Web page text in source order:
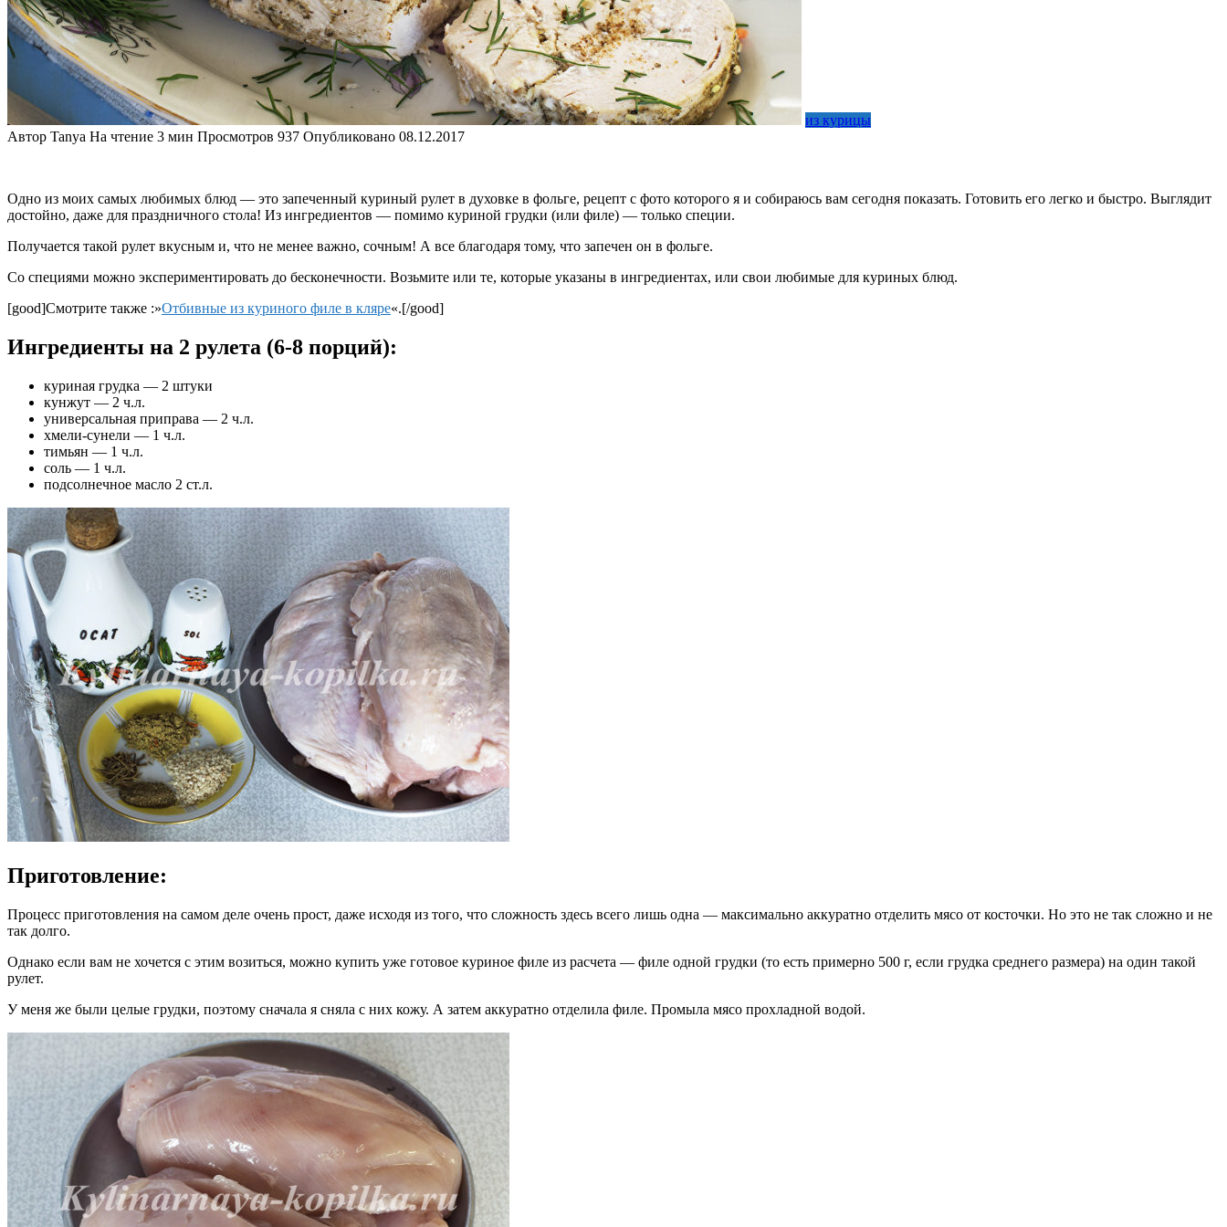
из курицы
Автор Tanya На чтение 3 мин Просмотров 937 Опубликовано 08.12.2017
Одно из моих самых любимых блюд — это запеченный куриный рулет в духовке в фольге, рецепт с фото которого я и собираюсь вам сегодня показать. Готовить его легко и быстро. Выглядит
достойно, даже для праздничного стола! Из ингредиентов — помимо куриной грудки (или филе) — только специи.
Получается такой рулет вкусным и, что не менее важно, сочным! А все благодаря тому, что запечен он в фольге.
Со специями можно экспериментировать до бесконечности. Возьмите или те, которые указаны в ингредиентах, или свои любимые для куриных блюд.
[good]Смотрите также :»Отбивные из куриного филе в кляре«.[/good]
Ингредиенты на 2 рулета (6-8 порций):
куриная грудка — 2 штуки
кунжут — 2 ч.л.
универсальная приправа — 2 ч.л.
хмели-сунели — 1 ч.л.
тимьян — 1 ч.л.
соль — 1 ч.л.
подсолнечное масло 2 ст.л.
Приготовление:
Процесс приготовления на самом деле очень прост, даже исходя из того, что сложность здесь всего лишь одна — максимально аккуратно отделить мясо от косточки. Но это не так сложно и не
так долго.
Однако если вам не хочется с этим возиться, можно купить уже готовое куриное филе из расчета — филе одной грудки (то есть примерно 500 г, если грудка среднего размера) на один такой
рулет.
У меня же были целые грудки, поэтому сначала я сняла с них кожу. А затем аккуратно отделила филе. Промыла мясо прохладной водой.